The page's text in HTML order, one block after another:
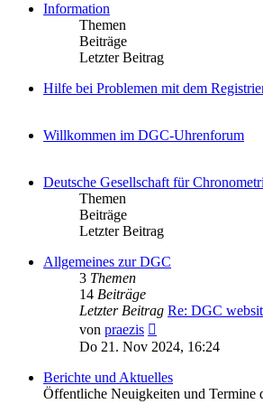
Information
Themen
Beiträge
Letzter Beitrag
Hilfe bei Problemen mit dem
Willkommen im DGC-Uhrenforum
Deutsche Gesellschaft für
Themen
Beiträge
Letzter Beitrag
Allgemeines zur DGC
3 Themen
14 Beiträge
Letzter Beitrag Re: DGC
von praezis
Beitrag
Do 21. Nov 2024, 16:24
Berichte und Aktuelles
Öffentliche Neuigkeiten und Termine